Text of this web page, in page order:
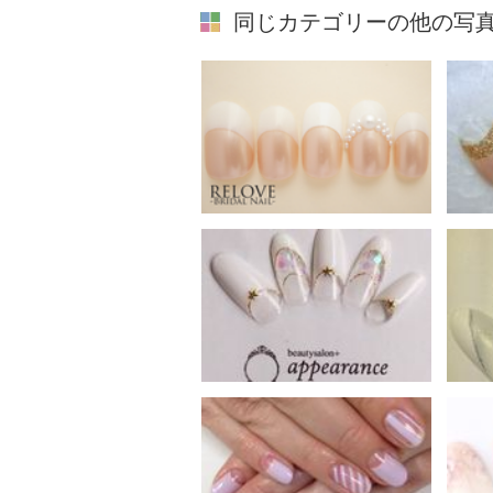
同じカテゴリーの他の写